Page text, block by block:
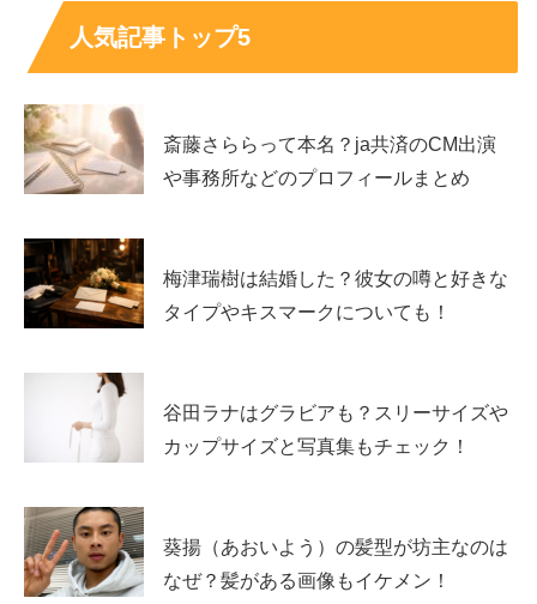
けよりも、その後に積んだ経験が
っています。
2018年にM!LK加入、ハッピーレッドとして存在
感を強めた
曽野さんはBATTLE BOYSの全国選抜を経て、2018年8月
にM!LKへ加入しています。担当カラーはハッピーレッド
で、明るさで場を動かすタイプとして紹介されています。
グループ加入後も学業や資格取得を続けた点が、アイドル
としての魅力に
知的な芯を足している印象です。
います
俳優活動も増えており、ドラマでは「コスメティック・プ
人気記事トップ5
斎藤さららって本名？ja共済のCM出演
や事務所などのプロフィールまとめ
梅津瑞樹は結婚した？彼女の噂と好きな
タイプやキスマークについても！
谷田ラナはグラビアも？スリーサイズや
カップサイズと写真集もチェック！
葵揚（あおいよう）の髪型が坊主なのは
なぜ？髪がある画像もイケメン！